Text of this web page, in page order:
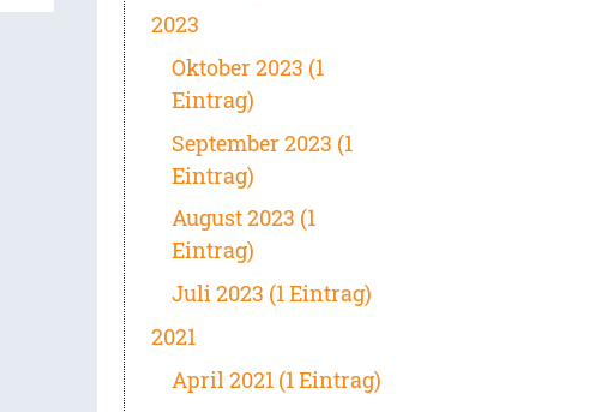
2023
Oktober 2023 (1
Eintrag)
September 2023 (1
Eintrag)
August 2023 (1
Eintrag)
Juli 2023 (1 Eintrag)
2021
April 2021 (1 Eintrag)